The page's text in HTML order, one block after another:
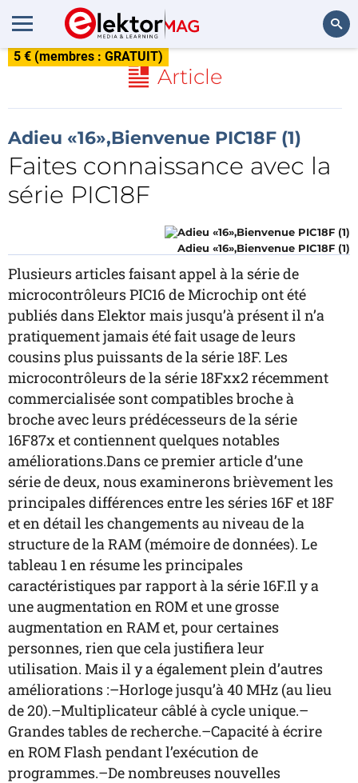
5 € (membres : GRATUIT)
Article
Adieu «16»,Bienvenue PIC18F (1)
Faites connaissance avec la
série PIC18F
Adieu «16»,Bienvenue PIC18F (1)
Plusieurs articles faisant appel à la série de
microcontrôleurs PIC16 de Microchip ont été
publiés dans Elektor mais jusqu’à présent il n’a
pratiquement jamais été fait usage de leurs
cousins plus puissants de la série 18F. Les
microcontrôleurs de la série 18Fxx2 récemment
commercialisée sont compatibles broche à
broche avec leurs prédécesseurs de la série
16F87x et contiennent quelques notables
améliorations.Dans ce premier article d’une
série de deux, nous examinerons brièvement les
principales différences entre les séries 16F et 18F
et en détail les changements au niveau de la
structure de la RAM (mémoire de données). Le
tableau 1 en résume les principales
caractéristiques par rapport à la série 16F.Il y a
une augmentation en ROM et une grosse
augmentation en RAM et, pour certaines
personnes, rien que cela justifiera leur
utilisation. Mais il y a également plein d’autres
améliorations :–Horloge jusqu’à 40 MHz (au lieu
de 20).–Multiplicateur câblé à cycle unique.–
Grandes tables de recherche.–Capacité à écrire
en ROM Flash pendant l’exécution de
programmes.–De nombreuses nouvelles